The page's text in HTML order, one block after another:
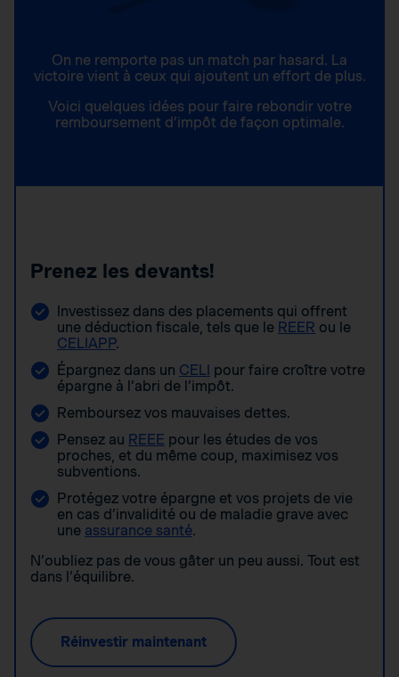
On ne remporte pas un match par hasard. La
victoire vient à ceux qui ajoutent un effort de plus.
Voici quelques idées pour faire rebondir votre
remboursement d’impôt de façon optimale.
Prenez les devants!
Investissez dans des placements qui offrent
une déduction fiscale, tels que le REER ou le
CELIAPP.
Épargnez dans un CELI pour faire croître votre
épargne à l’abri de l’impôt.
Remboursez vos mauvaises dettes.
Pensez au REEE pour les études de vos
proches, et du même coup, maximisez vos
subventions.
Protégez votre épargne et vos projets de vie
en cas d’invalidité ou de maladie grave avec
une assurance santé.
N’oubliez pas de vous gâter un peu aussi. Tout est
dans l’équilibre.
Réinvestir maintenant